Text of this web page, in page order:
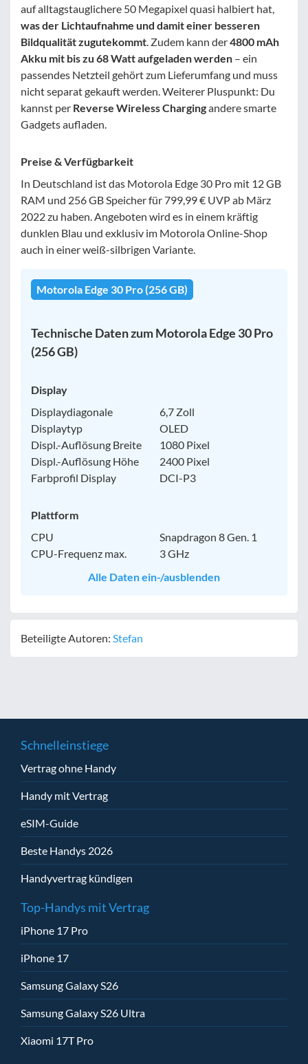
auf alltagstauglichere 50 Megapixel quasi halbiert hat,
was der Lichtaufnahme und damit einer besseren
Bildqualität zugutekommt. Zudem kann der4800 mAh
Akku mit bis zu 68 Watt aufgeladen werden – ein
passendes Netzteil gehört zum Lieferumfang und muss
nicht separat gekauft werden. Weiterer Pluspunkt: Du
kannst per Reverse Wireless Chargingandere smarte
Gadgets aufladen.
Preise & Verfügbarkeit
In Deutschland ist das Motorola Edge 30 Pro mit 12 GB
RAM und 256 GB Speicher für 799,99 € UVP ab März
2022 zu haben. Angeboten wird es in einem kräftig
dunklen Blau und exklusiv im Motorola Online-Shop
auch in einer weiß-silbrigen Variante.
Motorola Edge 30 Pro (256 GB)
Technische Daten zum Motorola Edge 30 Pro
(256 GB)
Display
Displaydiagonale
6,7 Zoll
Displaytyp
OLED
Displ.-Auflösung Breite
1080 Pixel
Displ.-Auflösung Höhe
2400 Pixel
Farbprofil Display
DCI-P3
Plattform
CPU
Snapdragon 8 Gen. 1
CPU-Frequenz max.
3 GHz
Alle Daten ein-/ausblenden
Beteiligte Autoren: Stefan
Schnelleinstiege
Vertrag ohne Handy
Handy mit Vertrag
eSIM-Guide
Beste Handys 2026
Handyvertrag kündigen
Top-Handys mit Vertrag
iPhone 17 Pro
iPhone 17
Samsung Galaxy S26
Samsung Galaxy S26 Ultra
Xiaomi 17T Pro